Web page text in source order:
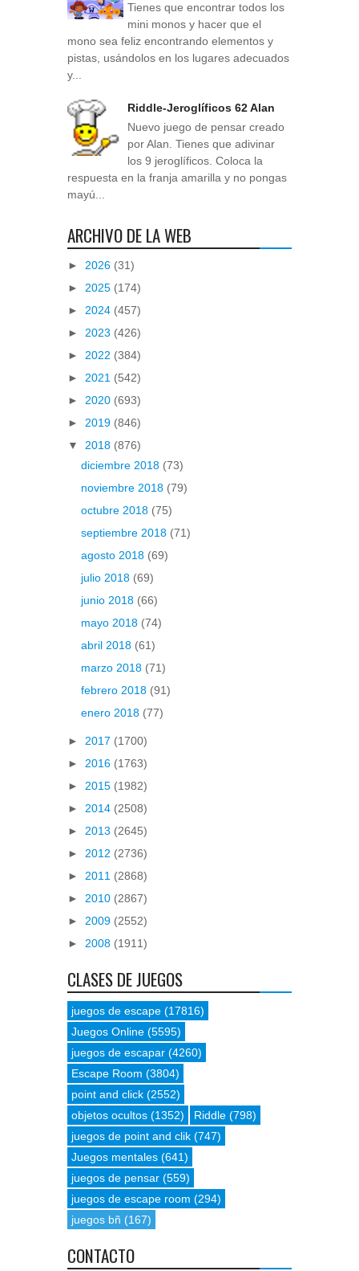
Tienes que encontrar todos los
mini monos y hacer que el
mono sea feliz encontrando elementos y
pistas, usándolos en los lugares adecuados
y...
Riddle-Jeroglíficos 62 Alan
Nuevo juego de pensar creado
por Alan. Tienes que adivinar
los 9 jeroglíficos. Coloca la
respuesta en la franja amarilla y no pongas
mayú...
ARCHIVO DE LA WEB
► 2026 (31)
► 2025 (174)
► 2024 (457)
► 2023 (426)
► 2022 (384)
► 2021 (542)
► 2020 (693)
► 2019 (846)
▼ 2018 (876)
diciembre 2018 (73)
noviembre 2018 (79)
octubre 2018 (75)
septiembre 2018 (71)
agosto 2018 (69)
julio 2018 (69)
junio 2018 (66)
mayo 2018 (74)
abril 2018 (61)
marzo 2018 (71)
febrero 2018 (91)
enero 2018 (77)
► 2017 (1700)
► 2016 (1763)
► 2015 (1982)
► 2014 (2508)
► 2013 (2645)
► 2012 (2736)
► 2011 (2868)
► 2010 (2867)
► 2009 (2552)
► 2008 (1911)
CLASES DE JUEGOS
juegos de escape (17816)
Juegos Online (5595)
juegos de escapar (4260)
Escape Room (3804)
point and click (2552)
objetos ocultos (1352) Riddle (798)
juegos de point and clik (747)
Juegos mentales (641)
juegos de pensar (559)
juegos de escape room (294)
juegos bñ (167)
CONTACTO